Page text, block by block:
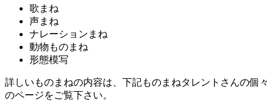
歌まね
声まね
ナレーションまね
動物ものまね
形態模写
詳しいものまねの内容は、下記ものまねタレントさんの個々
のページをご覧下さい。